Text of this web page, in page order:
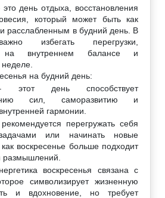
день отдыха, восстановления
который может быть как
расслабленным в будний день. В
избегать перегрузки,
на внутреннем балансе и
на будний день:
день способствует
сил, саморазвитию и
гармонии.
перегружать себя
или начинать новые
воскресенье больше подходит
размышлений.
воскресенья связана с
символизирует жизненную
и вдохновение, но требует